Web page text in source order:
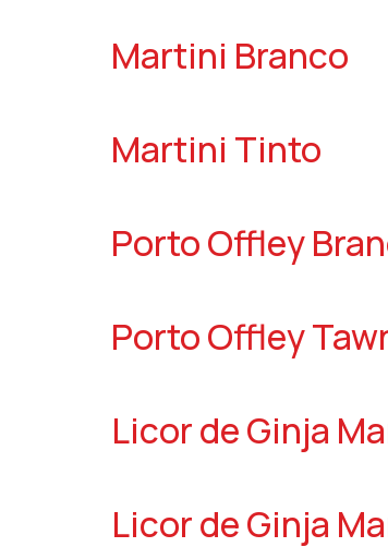
Martini Branco
Martini Tinto
Porto Offley
Porto Offley
Licor de Ginja
Licor de Ginja